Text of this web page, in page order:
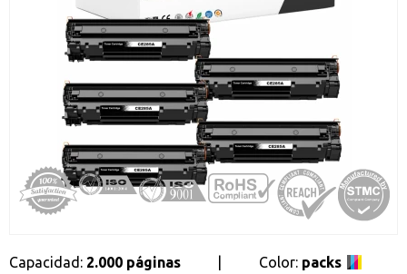
Ten una visión completa de dónde está tu pedido y accede a tu
historial de compras
Promociones especiales
Recibe nuestras promociones y ofertas suscribiéndote a nuestro
boletin de noticias
Ventajas para miembros
Accede a descuentos exclusivos y ofertas en toda la gama de
consumibles e informática.
Capacidad: 2.000 páginas Color: packs